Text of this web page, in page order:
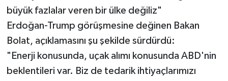
büyük fazlalar veren bir ülke değiliz"
Erdoğan-Trump görüşmesine değinen Bakan
Bolat, açıklamasını şu şekilde sürdürdü:
"Enerji konusunda, uçak alımı konusunda ABD'nin
beklentileri var. Biz de tedarik ihtiyaçlarımızı